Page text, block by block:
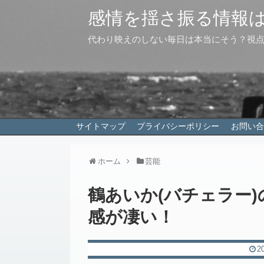
感情を揺さ振る情報
代わり映えのしない毎日は本当にそう？視
サイトマップ プライバシーポリシー お問い
ホーム 芸能
鶴あいか(バチェラー)
感が凄い！